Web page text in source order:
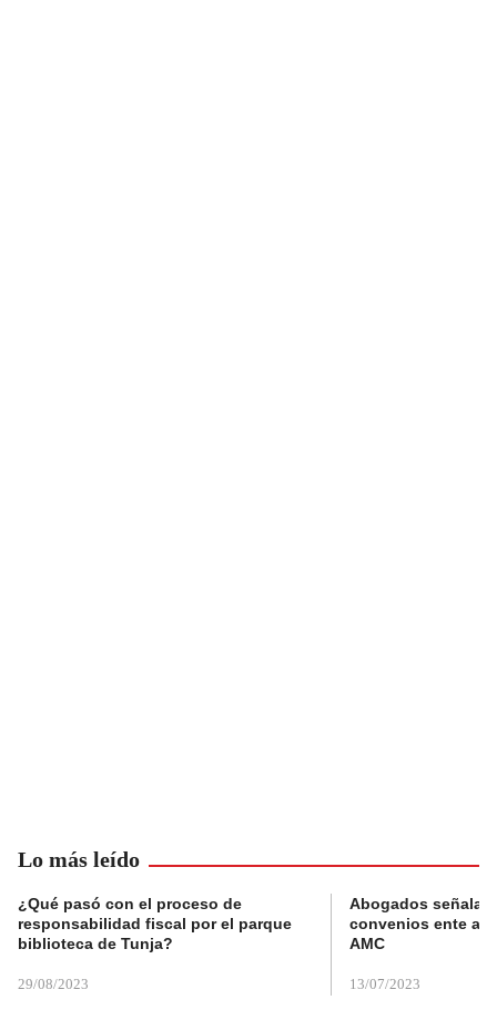
Lo más leído
¿Qué pasó con el proceso de
responsabilidad fiscal por el parque
biblioteca de Tunja?
29/08/2023
Abogados
convenios ente
AMC
13/07/2023